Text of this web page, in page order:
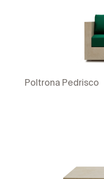
Poltrona Pedrisco